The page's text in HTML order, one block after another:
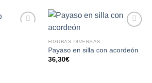
LISTA
FIGURAS DIVERSAS
Payaso en silla con acordeón
36,30€